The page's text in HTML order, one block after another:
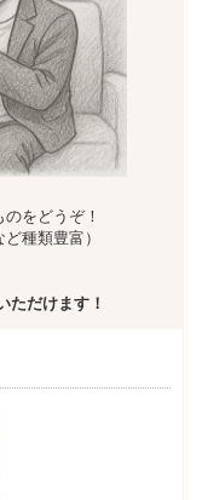
をどうぞ！
種類豊富）
ただけます！